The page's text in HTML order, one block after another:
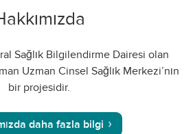
Sağlık Bilgilendirme Dairesi olan
Uzman Cinsel Sağlık Merkezi’nın
bir projesidir.
daha fazla bilgi